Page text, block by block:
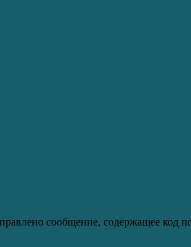
сообщение, содержащее код